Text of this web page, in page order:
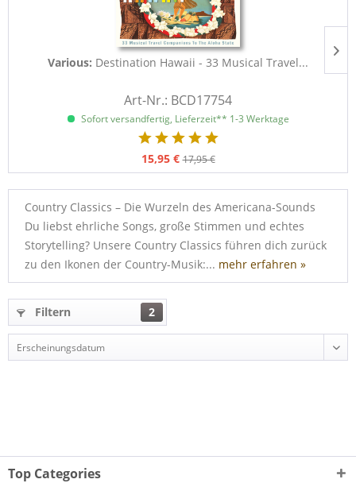
Various: Destination Hawaii - 33 Musical Travel...
Art-Nr.: BCD17754
Sofort versandfertig, Lieferzeit** 1-3 Werktage
15,95 € 17,95 €
Country Classics – Die Wurzeln des Americana-Sounds
Du liebst ehrliche Songs, große Stimmen und echtes
Storytelling? Unsere Country Classics führen dich zurück
zu den Ikonen der Country-Musik:... mehr erfahren »
Filtern 2
Top Categories